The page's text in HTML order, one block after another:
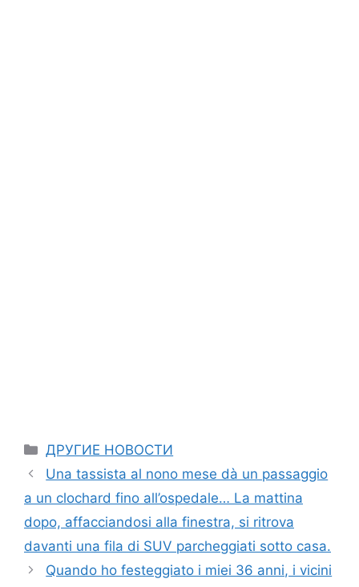
Categories
ДРУГИЕ НОВОСТИ
Una tassista al nono mese dà un passaggio
a un clochard fino all’ospedale… La mattina
dopo, affacciandosi alla finestra, si ritrova
davanti una fila di SUV parcheggiati sotto casa.
Quando ho festeggiato i miei 36 anni, i vicini